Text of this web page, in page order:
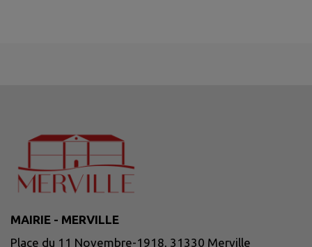
MAIRIE - MERVILLE
Place du 11 Novembre-1918, 31330 Merville